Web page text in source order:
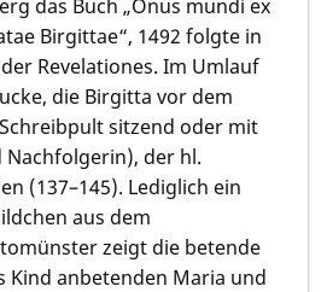
das Buch „Onus mundi ex
Birgittae“, 1492 folgte in
Revelationes. Im Umlauf
die Birgitta vor dem
sitzend oder mit
der hl.
(137–145). Lediglich ein
aus dem
zeigt die betende
Kind anbetenden Maria und